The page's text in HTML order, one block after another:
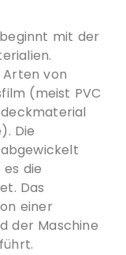
mit der
Arten von
(meist PVC
Die
die
Das
einer
der Maschine